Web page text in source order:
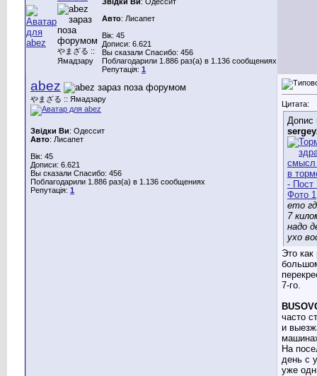
やまざる ::
Ямадзару
Авто: Лисапет
Вік: 45
Дописи: 6.621
Вы сказали Спасибо: 456
Поблагодарили 1.886 раз(а) в 1.136 сообщениях
Репутація: 1
abez
やまざる :: Ямадзару
Звідки Ви: Одессит
Авто: Лисапет
Вік: 45
Дописи: 6.621
Вы сказали Спасибо: 456
Поблагодарили 1.886 раз(а) в 1.136 сообщениях
Репутація: 1
Цитата:
Допис
ето
7
надо
ухо
Это как
7-го.
часто
и
На
день с
уже